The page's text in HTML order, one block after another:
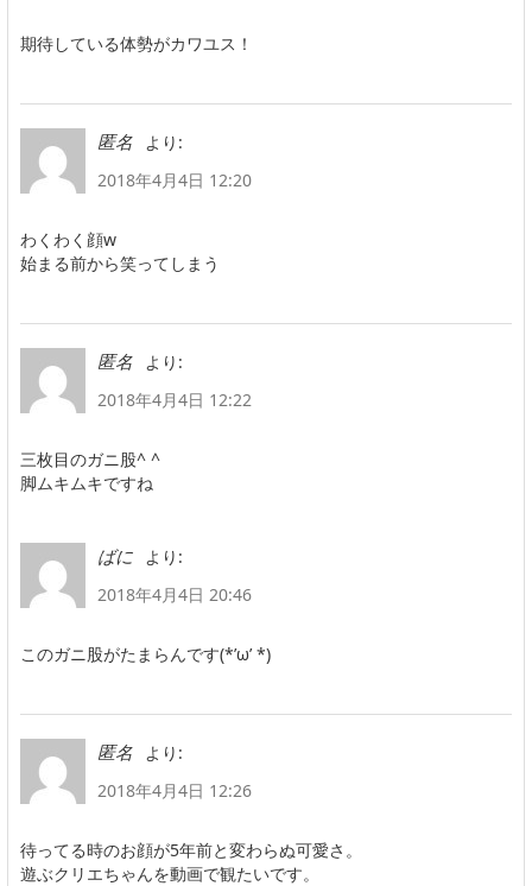
期待している体勢がカワユス！
匿名
より:
2018年4月4日 12:20
わくわく顔w
始まる前から笑ってしまう
匿名
より:
2018年4月4日 12:22
三枚目のガニ股^ ^
脚ムキムキですね
ばに
より:
2018年4月4日 20:46
このガニ股がたまらんです(*’ω’ *)
匿名
より:
2018年4月4日 12:26
待ってる時のお顔が5年前と変わらぬ可愛さ。
遊ぶクリエちゃんを動画で観たいです。